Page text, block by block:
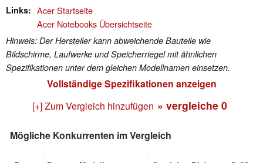
Links
Acer Startseite
Acer Notebooks Übersichtseite
Hinweis: Der Hersteller kann abweichende Bauteile wie
Bildschirme, Laufwerke und Speicherriegel mit ähnlichen
Spezifikationen unter dem gleichen Modellnamen einsetzen.
Vollständige Spezifikationen anzeigen
[+] Zum Vergleich hinzufügen » vergleiche 0
Mögliche Konkurrenten im Vergleich